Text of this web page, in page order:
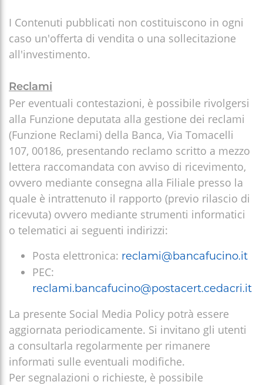
I Contenuti pubblicati non costituiscono in ogni
caso un'offerta di vendita o una sollecitazione
all'investimento.
Reclami
Per eventuali contestazioni, è possibile rivolgersi
alla Funzione deputata alla gestione dei reclami
(Funzione Reclami) della Banca, Via Tomacelli
107, 00186, presentando reclamo scritto a mezzo
lettera raccomandata con avviso di ricevimento,
ovvero mediante consegna alla Filiale presso la
quale è intrattenuto il rapporto (previo rilascio di
ricevuta) ovvero mediante strumenti informatici
o telematici ai seguenti indirizzi:
Posta elettronica: reclami@bancafucino.it
PEC:
reclami.bancafucino@postacert.cedacri.it
La presente Social Media Policy potrà essere
aggiornata periodicamente. Si invitano gli utenti
a consultarla regolarmente per rimanere
informati sulle eventuali modifiche.
Per segnalazioni o richieste, è possibile